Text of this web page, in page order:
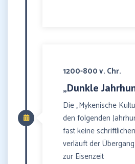
1200-800 v. Chr.
„Dunkle
Die „Mykenische
den folgenden
fast keine
verläuft der
zur Eisenzeit